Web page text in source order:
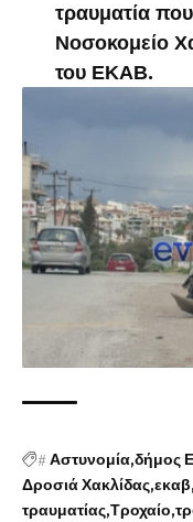
τραυματία
Νοσοκομείο
του ΕΚΑΒ.
#Αστυνομία δήμος
Δροσιά Χακλίδας εκαβ
τραυματίας Τροχαίο